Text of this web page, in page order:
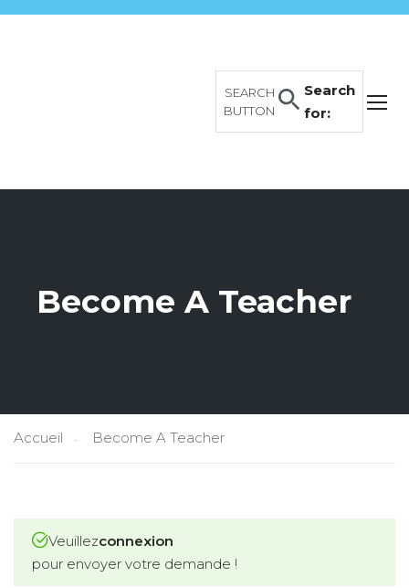
Search
for:
SEARCH
BUTTON
Become A Teacher
Accueil Become A Teacher
Veuillezconnexion
pour envoyer votre demande !